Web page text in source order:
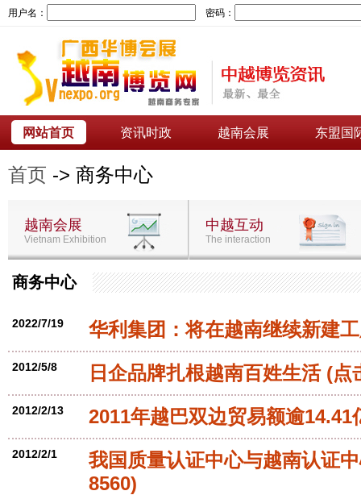
用户名： 密码：
网站首页 资讯时政 越南会展 东盟国
首页 -> 商务中心
越南会展
Vietnam Exhibition
中越互动
The interaction
商务中心
2022/7/19 华利集团：将在越南继续新建
2012/5/8 日企品牌扎根越南百姓生活(点
2012/2/13 2011年越巴双边贸易额逾14.41
2012/2/1
我国质量认证中心与越南认证
8560)